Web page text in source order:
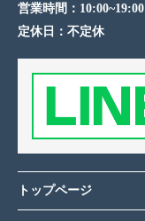
営業時間： 10:00~19:00
定休日： 不定休
トップページ